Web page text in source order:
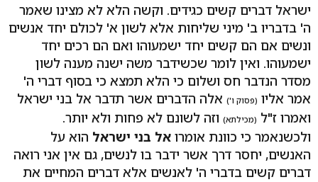
ישראל דברים קשים כגידים. וקשה הלא לא מצינו שאמר
ה' בדבריו ב' מיני שליחות אלא לשון א' לכולם יחד אנשים
ונשים אם הם קשים יחד ישמעוהו ואם הם רכים יחד
ישמעוהו. ואין לומר שכשידבר משה ישנה מענה לשון
מסדר הנדבר חס ושלום כי הלא תמצא כי בסוף דברי ה'
אמר אליו (פסוק ו') אלה הדברים אשר תדבר אל בני ישראל
ואמרו ז"ל (מכילתא) וזה לשונם לא פחות ולא יותר.
ולכשנאמר כי כוונת אומרו אל בני ישראל הוא על
האנשים, יחסר דרך אשר ידבר בו לנשים, גם אין אני רואה
דברים קשים בדברי ה' לאנשים אלא דברים המחיים את